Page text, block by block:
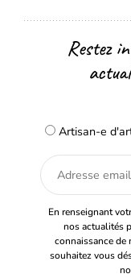
Restez
Artisan-e
Adresse
email
En renseignant
nos actualités
connaissance
souhaitez vous